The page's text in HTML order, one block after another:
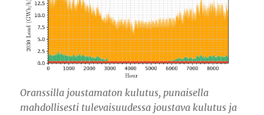
Oranssilla joustamaton kulutus, punaisella
mahdollisesti tulevaisuudessa joustava kulutus ja